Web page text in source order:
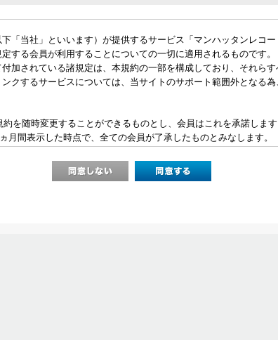
「当社」といいます）が提供するサービス「マンハッタンレコー
する会員が利用することについての一切に適用されるものです。
加されている諸規定は、本規約の一部を構成しており、それら
クするサービスについては、当サイトのサポート範囲外となる
を随時変更することができるものとし、会員はこれを承諾します
月間表示した時点で、全ての会員が了承したものとみなします。
判断した場合、当社は、会員に対し随時必要な事項を通知します
点で全ての会員に通知したものとみなします。